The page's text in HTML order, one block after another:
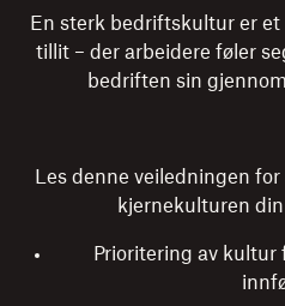
En sterk bedriftskultur er
tillit – der arbeidere føler
bedriften sin
Les denne veiledningen
kjernekulturen
Prioritering av kultur